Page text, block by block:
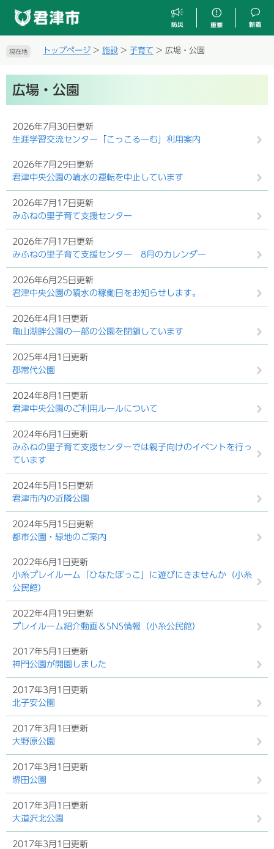
現在地 トップページ > 施設 > 子育て > 広場・公園
文広場・公園
2026年7月30日更新
生涯学習交流センター「こっこるーむ」利用案内
2026年7月29日更新
君津中央公園の噴水の運転を中止しています
2026年7月17日更新
みふねの里子育て支援センター
2026年7月17日更新
みふねの里子育て支援センター 8月のカレンダー
2026年6月25日更新
君津中央公園の噴水の稼働日をお知らせします。
2026年4月1日更新
亀山湖畔公園の一部の公園を閉鎖しています
2025年4月1日更新
郡常代公園
2024年8月1日更新
君津中央公園のご利用ルールについて
2024年6月1日更新
みふねの里子育て支援センターでは親子向けのイベントを行っ
ています
2024年5月15日更新
君津市内の近隣公園
2024年5月15日更新
都市公園・緑地のご案内
2022年6月1日更新
小糸プレイルーム「ひなたぼっこ」に遊びにきませんか（小糸
公民館）
2022年4月19日更新
プレイルーム紹介動画＆SNS情報（小糸公民館）
2017年5月1日更新
神門公園が開園しました
2017年3月1日更新
北子安公園
2017年3月1日更新
大野原公園
2017年3月1日更新
堺田公園
2017年3月1日更新
大道沢北公園
2017年3月1日更新